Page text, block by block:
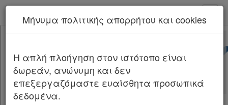
Κεφαλίδα
Σώμα
Υπογραφές
Νέα υπηρεσία Kodiko Assistant.Περισσότερα
2470/04.05.2026 (1)/2026
ΦΕΚ Β 2470/04.05.2026 (1)
Μήνυμα πολιτικής απορρήτου και cookies
H απλή πλοήγηση στον ιστότοπο είναι
δωρεάν, ανώνυμη και δεν
επεξεργαζόμαστε ευαίσθητα προσωπικά
δεδομένα.